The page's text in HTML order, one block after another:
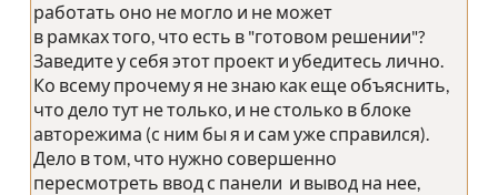
работать оно не могло и не может
в рамках того, что есть в "готовом решении"?
Заведите у себя этот проект и убедитесь лично.
Ко всему прочему я не знаю как еще объяснить,
что дело тут не только, и не столько в блоке
авторежима (с ним бы я и сам уже справился).
Дело в том, что нужно совершенно
пересмотреть ввод с панели и вывод на нее,